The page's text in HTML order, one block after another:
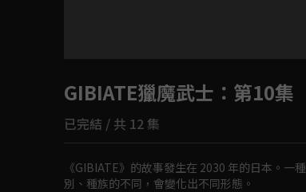
如有不便請見諒
GIBIATE獵魔武士 ：第10集
已完結 / 共 12 集
《GIBIATE》的故事發生在 2030 年的日本。
別、種族的不同，會變化出不同形態。